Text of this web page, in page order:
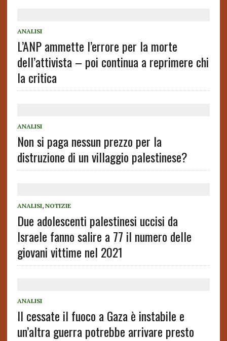
ANALISI
L’ANP ammette l’errore per la morte
dell’attivista – poi continua a reprimere chi
la critica
ANALISI
Non si paga nessun prezzo per la
distruzione di un villaggio palestinese?
ANALISI, NOTIZIE
Due adolescenti palestinesi uccisi da
Israele fanno salire a 77 il numero delle
giovani vittime nel 2021
ANALISI
Il cessate il fuoco a Gaza è instabile e
un’altra guerra potrebbe arrivare presto